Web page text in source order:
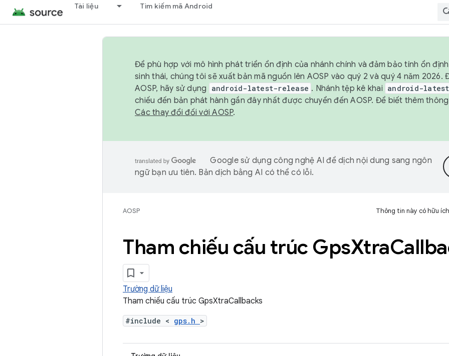
Tài liệu Tìm kiếm mã Android
Để phù hợp với mô hình phát triển ổn định của nhánh chính và đảm bảo tính ổn
sinh thái, chúng tôi sẽ xuất bản mã nguồn lên AOSP vào quý 2 và quý 4 năm
AOSP, hãy sử dụng
android-latest-release . Nhánh tệp kê khai android-
chiếu đến bản phát hành gần đây nhất được chuyển đến AOSP. Để biết thêm
Các thay đổi đối với AOSP.
Google sử dụng công nghệ AI để dịch nội dung sang ngôn
ngữ bạn ưu tiên. Bản dịch bằng AI có thể có lỗi.
AOSP Thông tin này có hữu
Tham chiếu cấu trúc GpsXtra
Trường dữ liệu
Tham chiếu cấu trúc GpsXtraCallbacks
#include < gps.h >